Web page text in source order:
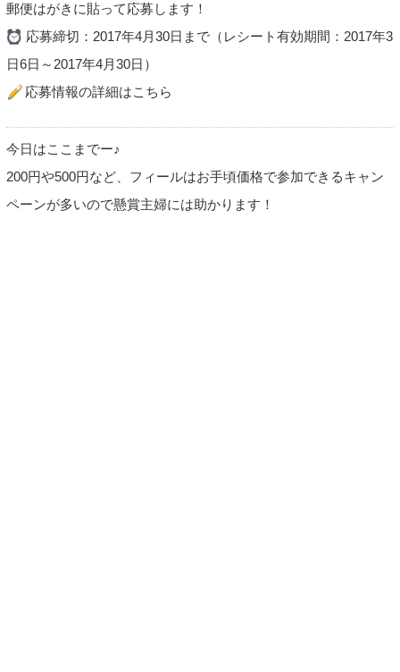
郵便はがきに貼って応募します！
応募締切：2017年4月30日まで（レシート有効期間：2017年3
日6日～2017年4月30日）
応募情報の詳細はこちら
今日はここまでー♪
200円や500円など、フィールはお手頃価格で参加できるキャン
ペーンが多いので懸賞主婦には助かります！